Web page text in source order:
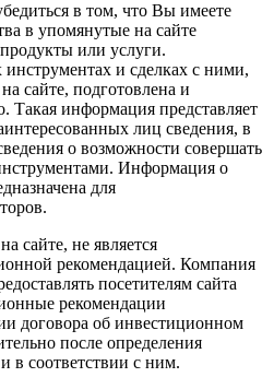
в том, что Вы имеете
в упомянутые на сайте
или услуги.
и сделках с ними,
сайте, подготовлена и
Такая информация представляет
лиц сведения, в
о возможности совершать
Информация о
для
сайте, не является
рекомендацией. Компания
посетителям сайта
рекомендации
договора об инвестиционном
после определения
в соответствии с ним.